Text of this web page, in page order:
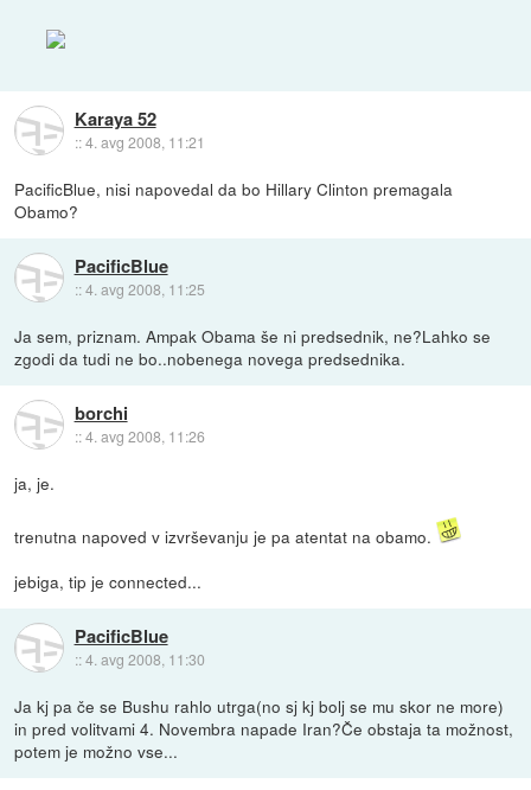
Karaya 52
::4. avg 2008, 11:21
PacificBlue, nisi napovedal da bo Hillary Clinton premagala
Obamo?
PacificBlue
::4. avg 2008, 11:25
Ja sem, priznam. Ampak Obama še ni predsednik, ne?Lahko se
zgodi da tudi ne bo..nobenega novega predsednika.
borchi
::4. avg 2008, 11:26
ja, je.
trenutna napoved v izvrševanju je pa atentat na obamo.
jebiga, tip je connected...
PacificBlue
::4. avg 2008, 11:30
Ja kj pa če se Bushu rahlo utrga(no sj kj bolj se mu skor ne more)
in pred volitvami 4. Novembra napade Iran?Če obstaja ta možnost,
potem je možno vse...